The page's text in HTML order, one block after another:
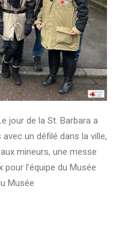
jour de la St. Barbara a
un défilé dans la ville,
mineurs, une messe
l’équipe du Musée
Musée